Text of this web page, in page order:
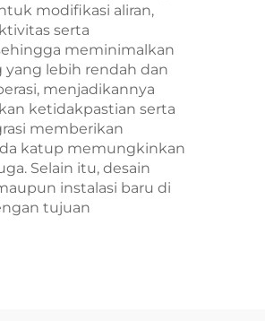
modifikasi aliran,
serta
meminimalkan
lebih rendah dan
menjadikannya
ketidakpastian serta
memberikan
katup memungkinkan
Selain itu, desain
instalasi baru di
tujuan